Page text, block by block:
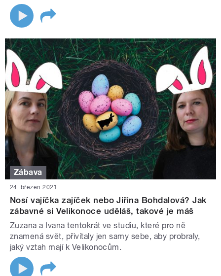
Zábava
24. březen 2021
Nosí vajíčka zajíček nebo Jiřina Bohdalová? Jak
zábavné si Velikonoce uděláš, takové je máš
Zuzana a Ivana tentokrát ve studiu, které pro ně
znamená svět, přivítaly jen samy sebe, aby probraly,
jaký vztah mají k Velikonocům.